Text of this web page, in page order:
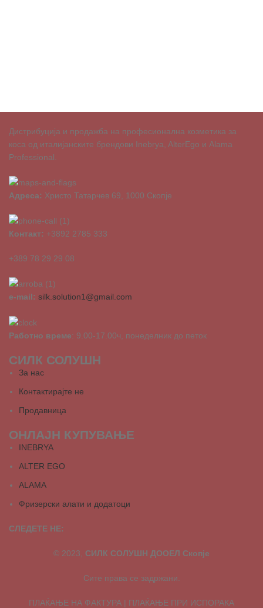
Дистрибуција и продажба на професионална козметика за
коса од италијанските брендови Inebrya, AlterEgo и Alama
Professional.
Адреса: Христо Татарчев 69, 1000 Скопје
Контакт: +3892 2785 333
+389 78 29 29 08
e-mail: silk.solution1@gmail.com
Работно време: 9.00-17.00ч, понеделник до петок
СИЛК СОЛУШН
За нас
Контактирајте не
Продавница
ОНЛАЈН КУПУВАЊЕ
INEBRYA
ALTER EGO
ALAMA
Фризерски алати и додатоци
СЛЕДЕТЕ НЕ:
© 2023, СИЛК СОЛУШН ДООЕЛ Скопје
Сите права се задржани.
ПЛАЌАЊЕ НА ФАКТУРА | ПЛАЌАЊЕ ПРИ ИСПОРАКА